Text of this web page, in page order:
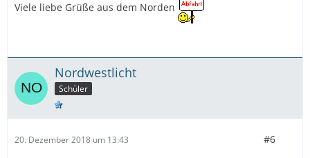
Viele liebe Grüße aus dem Norden
Nordwestlicht
Schüler
20. Dezember 2018 um 13:43 #6